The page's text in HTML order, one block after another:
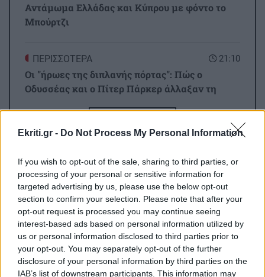
Ekriti.gr - Do Not Process My Personal Information
If you wish to opt-out of the sale, sharing to third parties, or
processing of your personal or sensitive information for
targeted advertising by us, please use the below opt-out
section to confirm your selection. Please note that after your
opt-out request is processed you may continue seeing
interest-based ads based on personal information utilized by
us or personal information disclosed to third parties prior to
your opt-out. You may separately opt-out of the further
disclosure of your personal information by third parties on the
IAB’s list of downstream participants. This information may
Αντάμωμα Ελλάδας και Κύπρου με φόντο το
Μπούρτζι
21:10
ΠΕΡΙΣΣΟΤΕΡΑ
Οι "ήρωες της διπλανής πόρτας": Πώς ο
Οδυσσέας και ο Πίτερ Πάρκερ άλλαξαν τη
21:00
GOSSIP - LIFESTYLE
καλοκαίρια»
20:55
ΚΡΗΤΗ
Από τη Μίλατο στα Ανώγεια: Μια
αυγουστιάτικη πεζοπορία γεμάτη θάλασσα,
ιστορία και ένα μαγικό ηλιοβασίλεμα!
ΠΕΡΙΣΣΟΤΕΡΑ